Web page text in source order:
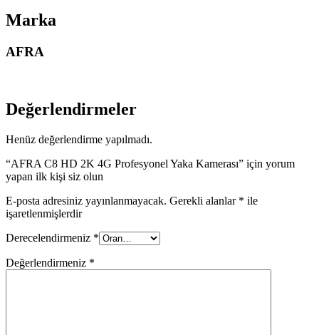
Marka
AFRA
Değerlendirmeler
Henüz değerlendirme yapılmadı.
“AFRA C8 HD 2K 4G Profesyonel Yaka Kamerası” için yorum
yapan ilk kişi siz olun
E-posta adresiniz yayınlanmayacak. Gerekli alanlar * ile
işaretlenmişlerdir
Derecelendirmeniz *
Değerlendirmeniz *